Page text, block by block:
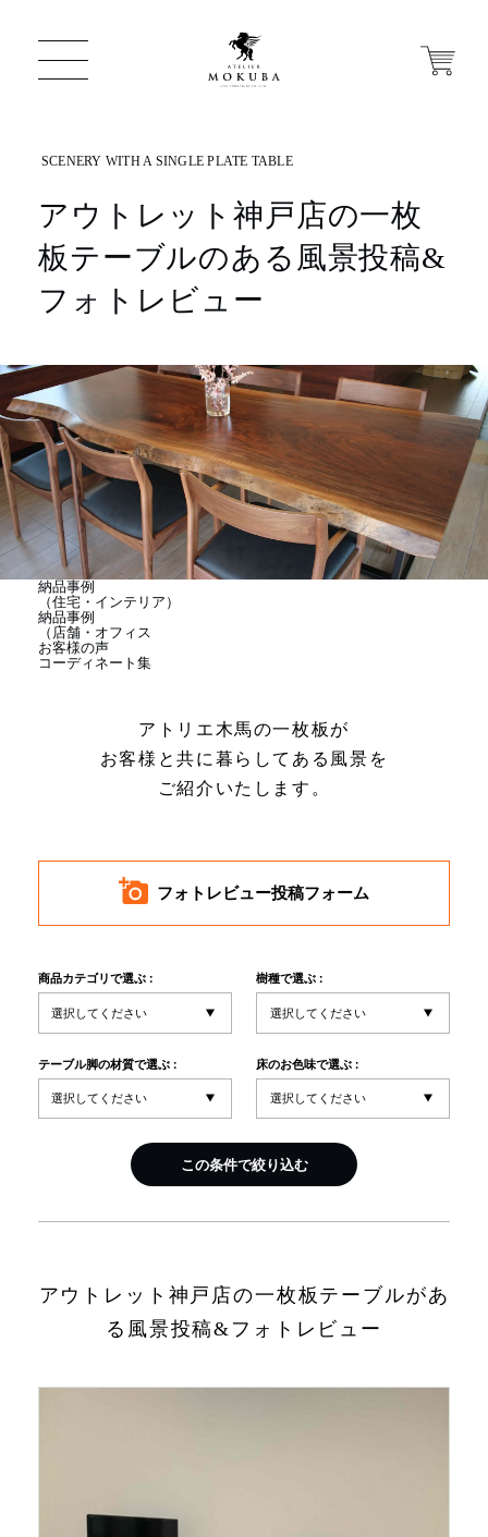
ONLINE STORE
店舗から探す
一枚板 ATELIER MOKUBA HOME
MOKUBA について
商品情報
直営店
イベント
WEBカタログ
新入荷情報
INFORMATION
MOKUBA CHANNEL
よくあるご質問
アウトレット神戸店の一枚
板テーブルのある風景投稿&
フォトレビュー
納品事例
（住宅・インテリア）
納品事例
（店舗・オフィス
お客様の声
コーディネート集
アトリエ木馬の一枚板が
お客様と共に暮らしてある風景を
ご紹介いたします。
フォトレビュー投稿フォーム
商品カテゴリで選ぶ : 樹種で選ぶ :
テーブル脚の材質で選ぶ : 床のお色味で選ぶ :
この条件で絞り込む
アウトレット神戸店の一枚板テーブルがあ
る風景投稿&フォトレビュー